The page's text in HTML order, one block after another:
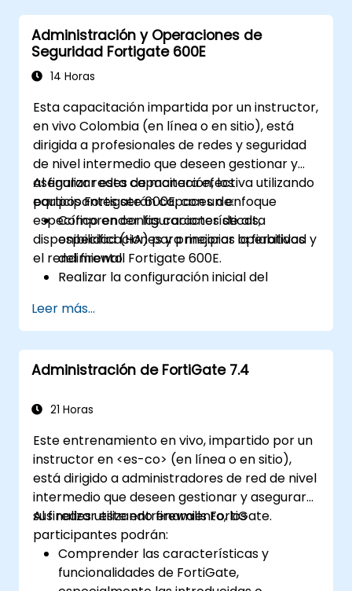
administración.
Comprender las políticas de seguridad,
NAT y VPN.
Aprender a monitorear y mantener el
Administración y Operaciones de
Seguridad Fortigate 600E
14 Horas
Esta capacitación impartida por un instructor,
en vivo Colombia (en línea o en sitio), está
dirigida a profesionales de redes y seguridad
de nivel intermedio que deseen gestionar y
asegurar redes de manera efectiva utilizando
equipos Fortigate 600E, con un enfoque
específico en configuraciones de alta
disponibilidad (HA) para mejorar la fiabilidad y
el rendimiento.
Al finalizar esta capacitación, los
participantes serán capaces de:
Comprender las características,
especificaciones y principios operativos
del firewall Fortigate 600E.
Realizar la configuración inicial del
como la configuración de interfaces,
enrutamiento y políticas de firewall
iniciales.
Configurar y gestionar funciones de
autenticación de usuarios, antivirus, IPS,
malware para protegerse contra una
variedad de amenazas de red.
Resolver problemas comunes en
configuraciones de HA y gestionar
eficazmente entornos de HA.
Leer más...
Administración de FortiGate 7.4
21 Horas
Este entrenamiento en vivo, impartido por un
instructor en <es-co> (en línea o en sitio),
está dirigido a administradores de red de nivel
intermedio que deseen gestionar y asegurar
sus redes utilizando firewalls FortiGate.
Al finalizar este entrenamiento, los
participantes podrán:
Comprender las características y
funcionalidades de FortiGate,